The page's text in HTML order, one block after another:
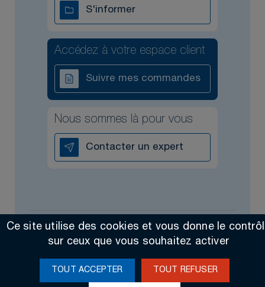
S'informer
Accédez à votre espace client
Suivre mes commandes
Nous sommes là pour vous
Contacter un expert
Ce site utilise des cookies et vous donne le
sur ceux que vous souhaitez activer
TOUT ACCEPTER TOUT REFUSER